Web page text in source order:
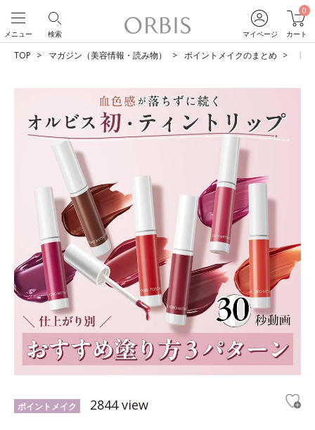
マイページ
0
カート
検索
メニュー
TOP マガジン（美容情報・読み物） ポイントメイクのまとめ 【
ポイントメイク 2844 view